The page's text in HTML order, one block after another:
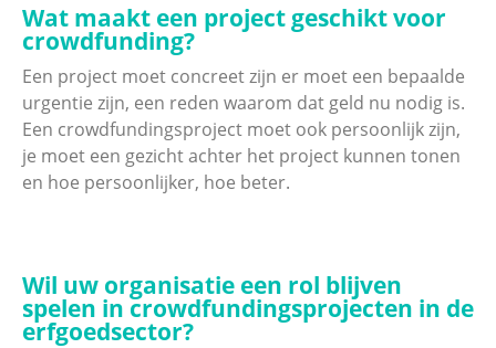
Wat maakt een project geschikt voor
crowdfunding?
Een project moet concreet zijn er moet een bepaalde
urgentie zijn, een reden waarom dat geld nu nodig is.
Een crowdfundingsproject moet ook persoonlijk zijn,
je moet een gezicht achter het project kunnen tonen
en hoe persoonlijker, hoe beter.
Wil uw organisatie een rol blijven
spelen in crowdfundingsprojecten in de
erfgoedsector?